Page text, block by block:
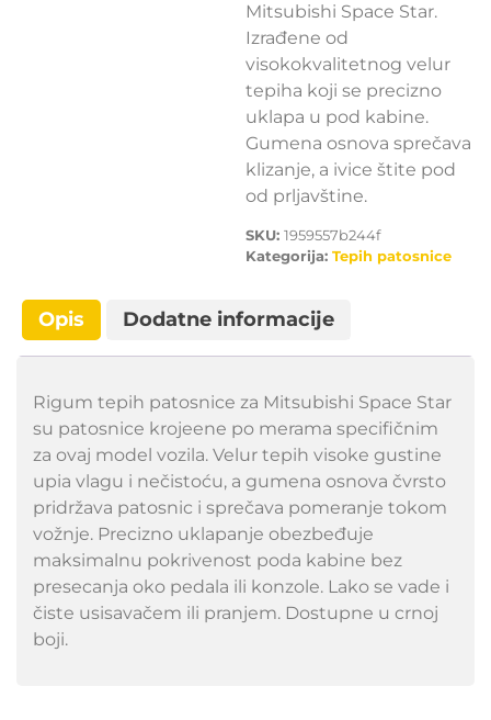
Mitsubishi Space Star.
Izrađene od
visokokvalitetnog velur
tepiha koji se precizno
uklapa u pod kabine.
Gumena osnova sprečava
klizanje, a ivice štite pod
od prljavštine.
SKU: 1959557b244f
Kategorija: Tepih patosnice
Opis Dodatne informacije
Rigum tepih patosnice za Mitsubishi Space Star
su patosnice krojeene po merama specifičnim
za ovaj model vozila. Velur tepih visoke gustine
upia vlagu i nečistoću, a gumena osnova čvrsto
pridržava patosnic i sprečava pomeranje tokom
vožnje. Precizno uklapanje obezbeđuje
maksimalnu pokrivenost poda kabine bez
presecanja oko pedala ili konzole. Lako se vade i
čiste usisavačem ili pranjem. Dostupne u crnoj
boji.